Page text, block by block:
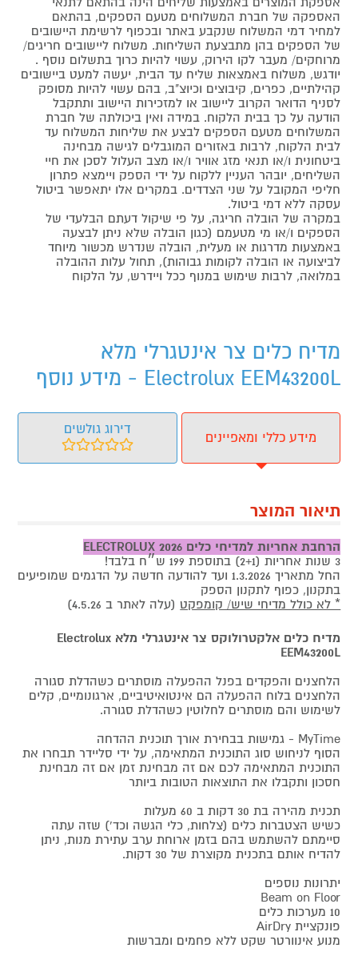
האספקה של חברת המשלוחים מטעם הספקים, בהתאם
למחיר דמי המשלוח שנקבע באתר ובכפוף לרשימת היישובים
של הספקים בהן מתבצעת השליחות. משלוח ליישובים חריגים/
מרוחקים/ מעבר לקו הירוק, עשוי להיות כרוך בתשלום נוסף .
יודגש, משלוח באמצאות שליח עד הבית, יעשה למעט ביישובים
קהילתיים, כפרים, קיבוצים וכיוצ"ב, בהם עשוי להיות מסופק
לסניף הדואר הקרוב ליישוב או למזכירות היישוב ותתקבל
הודעה על כך בבית הלקוח. במידה ואין ביכולתה של חברת
המשלוחים מטעם הספקים לבצע את שליחות המשלוח עד
לבית הלקוח, לרבות באזורים המוגבלים לגישה מבחינה
ביטחונית ו/או תנאי מזג אוויר ו/או מצב העלול לסכן את חיי
השליחים, יובהר העניין ללקוח על ידי הספק ויימצא פתרון
חליפי המקובל על שני הצדדים. במקרים אלו יתאפשר ביטול
עסקה ללא דמי ביטול.
במקרה של הובלה חריגה, על פי שיקול דעתם הבלעדי של
הספקים ו/או מי מטעמם (כגון הובלה שלא ניתן לבצעה
באמצעות מדרגות או מעלית, הובלה שנדרש מכשור מיוחד
לביצועה או הובלה לקומות גבוהות), תחול עלות ההובלה
במלואה, לרבות שימוש במנוף ככל ויידרש, על הלקוח
מדיח כלים צר אינטגרלי מלא
Electrolux EEM43200L - מידע נוסף
מידע כללי ומאפיינים
דירוג גולשים
תיאור המוצר
הרחבת אחריות למדיחי כלים ELECTROLUX 2026
3 שנות אחריות (2+1) בתוספת 199 ש״ח בלבד!
החל מתאריך 1.3.2026 ועד להודעה חדשה על הדגמים שמופיעים
בתקנון, כפוף לתקנון הספק
* לא כולל מדיחי שיש/ קומפקט(עלה לאתר ב 4.5.26)
מדיח כלים אלקטרולוקס צר אינטגרלי מלא Electrolux
EEM43200L
הלחצנים והפקדים בפנל ההפעלה מוסתרים כשהדלת סגורה
הלחצנים בלוח ההפעלה הם אינטואיטיביים, ארגונומיים, קלים
לשימוש והם מוסתרים לחלוטין כשהדלת סגורה.
MyTime - גמישות בבחירת אורך תוכנית ההדחה
הסוף לניחוש סוג התוכנית המתאימה, על ידי סליידר תבחרו את
התוכנית המתאימה לכם אם זה מבחינת זמן אם זה מבחינת
חסכון ותקבלו את התוצאות הטובות ביותר
תכנית מהירה בת 30 דקות ב 60 מעלות
כשיש הצטברות כלים (צלחות, כלי הגשה וכד') שזה עתה
סיימתם להשתמש בהם בזמן ארוחת ערב עתירת מנות, ניתן
להדיח אותם בתכנית מקוצרת של 30 דקות.
יתרונות נוספים
Beam on Floor
10 מערכות כלים
פונקציית AirDry
מנוע אינוורטר שקט ללא פחמים ומברשות